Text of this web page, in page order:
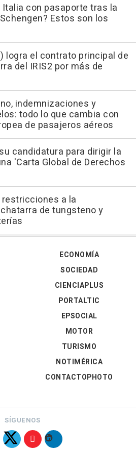
Italia con pasaporte tras la
Estos son los
logra el contrato principal de
del IRIS2 por más de
indemnizaciones y
todo lo que cambia con
de pasajeros aéreos
candidatura para dirigir la
'Carta Global de Derechos
restricciones a la
de tungsteno y
ECONOMÍA
SOCIEDAD
CIENCIAPLUS
PORTALTIC
EPSOCIAL
MOTOR
TURISMO
NOTIMÉRICA
CONTACTOPHOTO
SÍGUENOS